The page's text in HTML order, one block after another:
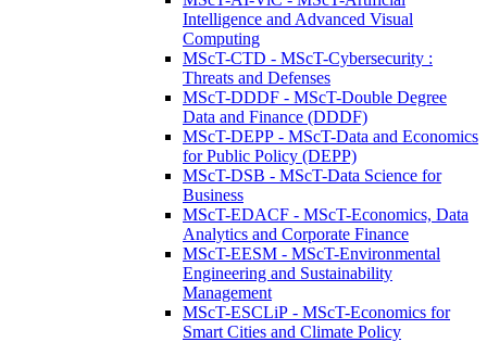
Intelligence and Advanced Visual
Computing
MScT-CTD - MScT-Cybersecurity :
Threats and Defenses
MScT-DDDF - MScT-Double Degree
Data and Finance (DDDF)
MScT-DEPP - MScT-Data and Economics
for Public Policy (DEPP)
MScT-DSB - MScT-Data Science for
Business
MScT-EDACF - MScT-Economics, Data
Analytics and Corporate Finance
MScT-EESM - MScT-Environmental
Engineering and Sustainability
Management
MScT-ESCLiP - MScT-Economics for
Smart Cities and Climate Policy